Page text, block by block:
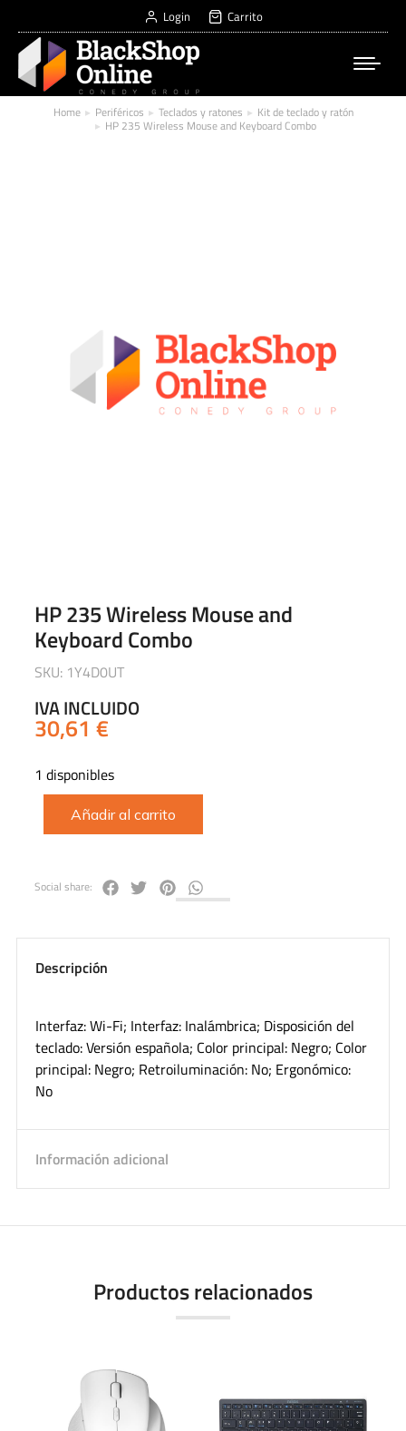
Login Carrito
You are here:
Home Periféricos Teclados y ratones Kit de teclado y ratón
HP 235 Wireless Mouse and Keyboard Combo
HP 235 Wireless Mouse and
Keyboard Combo
SKU: 1Y4D0UT
IVA INCLUIDO
30,61 €
1 disponibles
Añadir al carrito
Social share:
Descripción
Interfaz: Wi-Fi; Interfaz: Inalámbrica; Disposición del
teclado: Versión española; Color principal: Negro; Color
principal: Negro; Retroiluminación: No; Ergonómico:
No
Información adicional
Productos relacionados